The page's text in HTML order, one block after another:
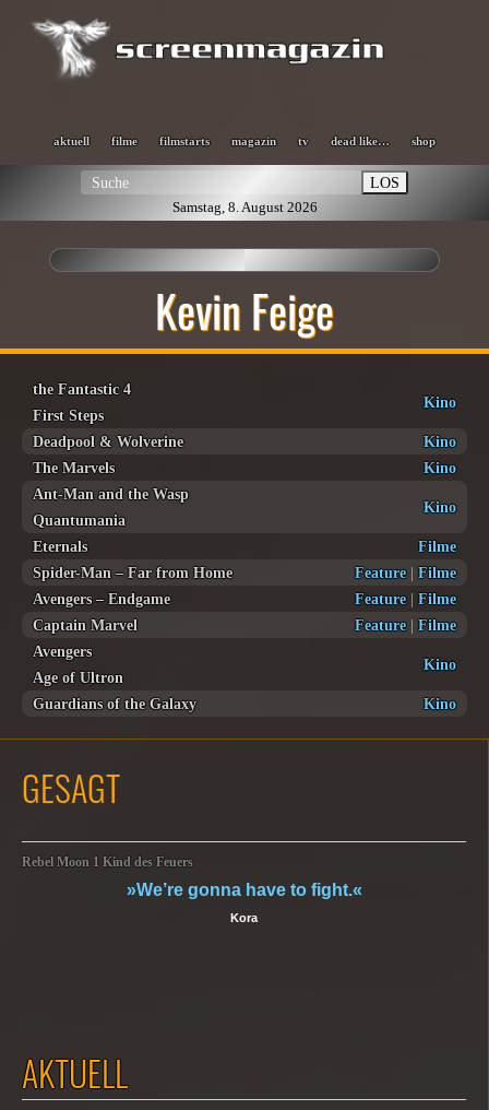
aktuell filme filmstarts magazin tv dead like… shop
LOS
Samstag, 8. August 2026
Kevin Feige
the Fantastic 4
First Steps
Kino
Deadpool & Wolverine
Kino
The Marvels
Kino
Ant-Man and the Wasp
Quantumania
Kino
Eternals
Filme
Spider-Man – Far from Home
Feature| Filme
Avengers – Endgame
Feature| Filme
Captain Marvel
Feature| Filme
Avengers
Age of Ultron
Kino
Guardians of the Galaxy Kino
GESAGT
Rebel Moon 1 Kind des Feuers
»We’re gonna have to fight.«
Kora
AKTUELL